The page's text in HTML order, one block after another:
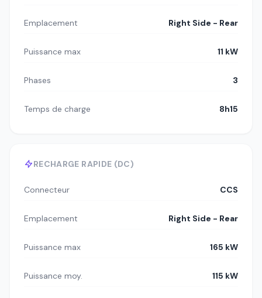
Emplacement Right Side - Rear
Puissance max 11 kW
Phases 3
Temps de charge 8h15
RECHARGE RAPIDE (DC)
Connecteur CCS
Emplacement Right Side - Rear
Puissance max 165 kW
Puissance moy. 115 kW